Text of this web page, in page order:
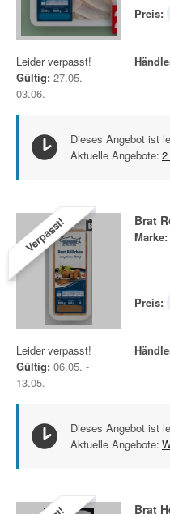
Preis:
Leider verpasst!
Gültig: 27.05. -
03.06.
Dieses Angebot ist
Aktuelle Angebote:
Verpasst! Brat
Marke:
Preis:
Leider verpasst!
Gültig: 06.05. -
13.05.
Dieses Angebot ist
Aktuelle Angebote:
Brat